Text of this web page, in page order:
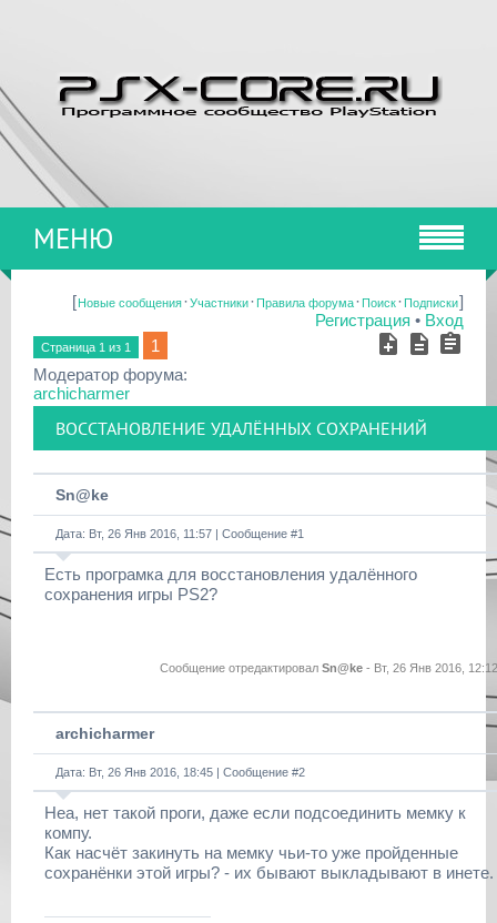
МЕНЮ
[Новые сообщения·Участники·Правила форума·Поиск·Подписки]
Регистрация • Вход
Страница 1 из 1
1
Модератор форума:
archicharmer
ВОССТАНОВЛЕНИЕ УДАЛЁННЫХ СОХРАНЕНИЙ
Sn@ke
Дата: Вт, 26 Янв 2016, 11:57 | Сообщение #1
Есть програмка для восстановления удалённого
сохранения игры PS2?
Сообщение отредактировал Sn@ke - Вт, 26 Янв 2016, 12:12
archicharmer
Дата: Вт, 26 Янв 2016, 18:45 | Сообщение #2
Неа, нет такой проги, даже если подсоединить мемку к
компу.
Как насчёт закинуть на мемку чьи-то уже пройденные
сохранёнки этой игры? - их бывают выкладывают в инете.